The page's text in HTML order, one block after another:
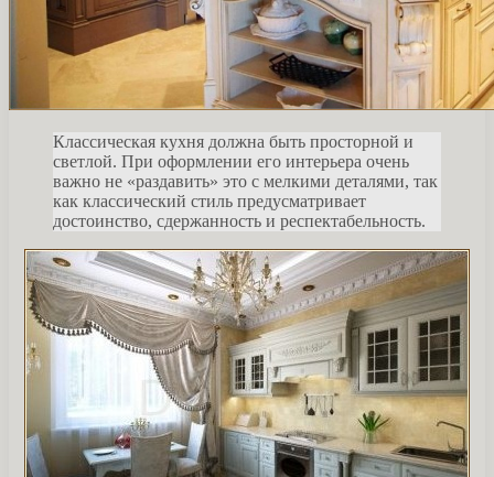
Классическая кухня должна быть просторной и
светлой. При оформлении его интерьера очень
важно не «раздавить» это с мелкими деталями, так
как классический стиль предусматривает
достоинство, сдержанность и респектабельность.